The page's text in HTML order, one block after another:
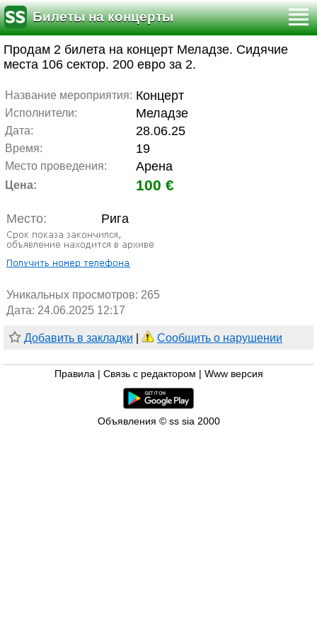
Билеты на концерты
Продам 2 билета на концерт Меладзе. Сидячие
места 106 сектор. 200 евро за 2.
Название мероприятия: Концерт
Исполнители: Меладзе
Дата: 28.06.25
Время: 19
Место проведения: Арена
Цена: 100 €
Место: Рига
Уникальных просмотров: 265
Дата: 24.06.2025 12:17
Добавить в закладки Сообщить о нарушении
Правила Связь с редактором Www версия
Объявления © ss sia 2000